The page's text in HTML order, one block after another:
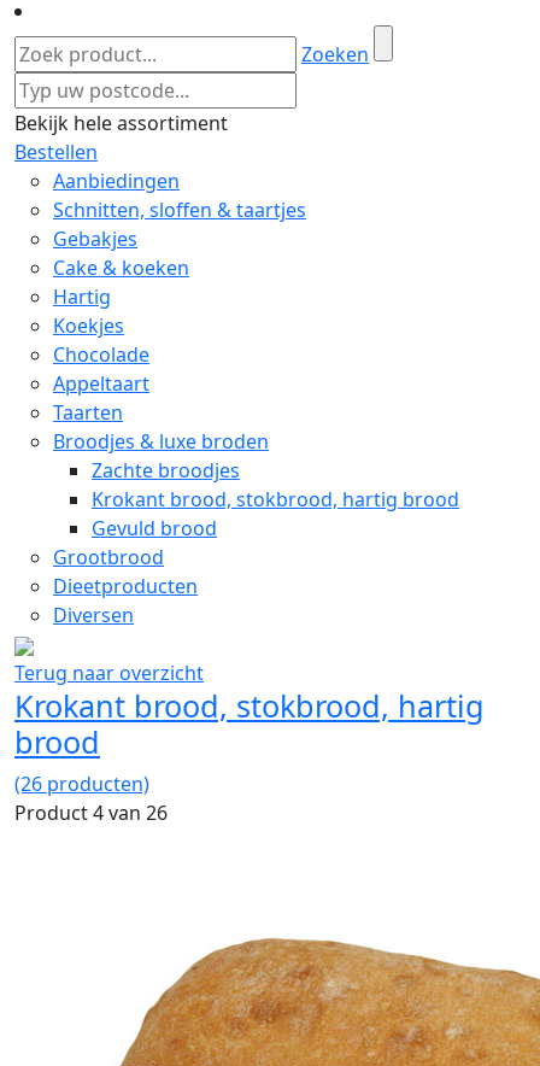
Zoeken
Bekijk hele assortiment
Bestellen
Aanbiedingen
Schnitten, sloffen & taartjes
Gebakjes
Cake & koeken
Hartig
Koekjes
Chocolade
Appeltaart
Taarten
Broodjes & luxe broden
Zachte broodjes
Krokant brood, stokbrood, hartig brood
Gevuld brood
Grootbrood
Dieetproducten
Diversen
Terug naar overzicht
Krokant brood, stokbrood, hartig
brood
(26 producten)
Product 4 van 26